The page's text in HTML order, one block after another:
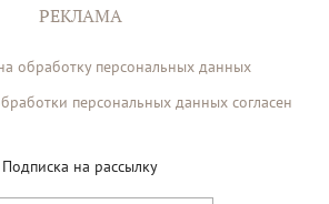
РЕКЛАМА
обработку персональных данных
персональных данных согласен
Подписка на рассылку